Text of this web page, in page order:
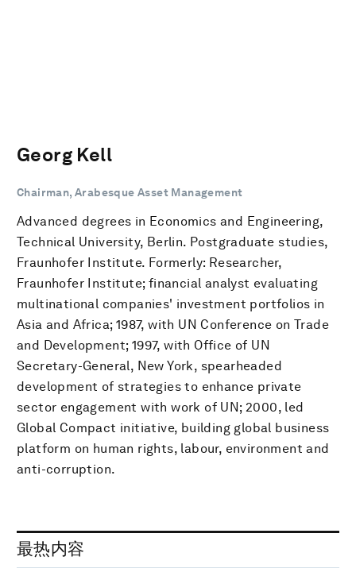
Georg Kell
Chairman, Arabesque Asset Management
Advanced degrees in Economics and Engineering,
Technical University, Berlin. Postgraduate studies,
Fraunhofer Institute. Formerly: Researcher,
Fraunhofer Institute; financial analyst evaluating
multinational companies' investment portfolios in
Asia and Africa; 1987, with UN Conference on Trade
and Development; 1997, with Office of UN
Secretary-General, New York, spearheaded
development of strategies to enhance private
sector engagement with work of UN; 2000, led
Global Compact initiative, building global business
platform on human rights, labour, environment and
anti-corruption.
最热内容